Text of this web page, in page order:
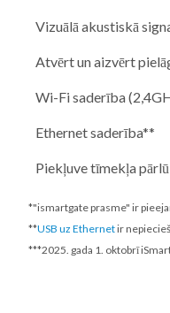
Vizuālā akustiskā
Atvērt un aizvērt
Wi-Fi saderība
Ethernet saderība**
Piekļuve tīmekļa
*"ismartgate prasme" ir
**USB uz Ethernetir
***2025. gada 1. oktobrī